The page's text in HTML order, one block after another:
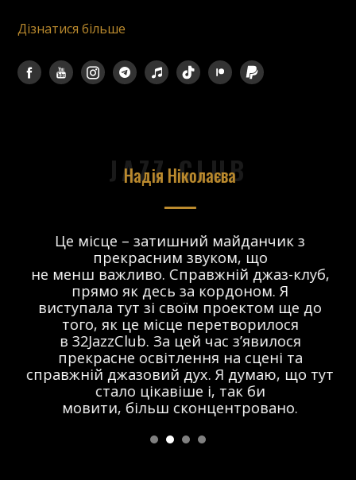
Дізнатися більше
JAZZ CLUB
Надія Ніколаєва
Це місце – затишний майданчик з
прекрасним звуком, що
не менш важливо. Справжній джаз-клуб,
прямо як десь за кордоном. Я
виступала тут зі своїм проектом ще до
того, як це місце перетворилося
в 32JazzClub. За цей час з’явилося
прекрасне освітлення на сцені та
справжній джазовий дух. Я думаю, що тут
стало цікавіше і, так би
мовити, більш сконцентровано.